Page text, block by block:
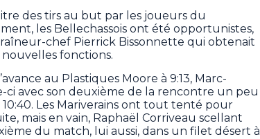
des tirs au but par les joueurs du
les Bellechassois ont été opportunistes,
chef Pierrick Bissonnette qui obtenait
nouvelles fonctions.
au Plastiques Moore à 9:13, Marc-
avec son deuxième de la rencontre un peu
Les Mariverains ont tout tenté pour
mais en vain, Raphaël Corriveau scellant
du match, lui aussi, dans un filet désert à